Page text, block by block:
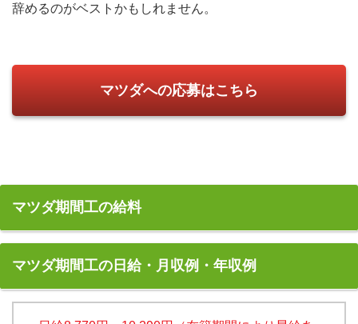
辞めるのがベストかもしれません。
マツダへの応募はこちら
マツダ期間工の給料
マツダ期間工の日給・月収例・年収例